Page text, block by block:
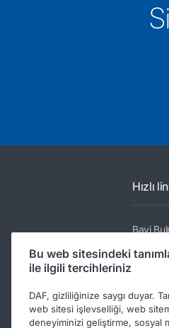
Hızlı
Bayi
Bu web sitesindeki
ile ilgili tercihleriniz
DAF, gizliliğinize saygı duyar.
web sitesi işlevselliği, web
deneyiminizi geliştirme, sosyal